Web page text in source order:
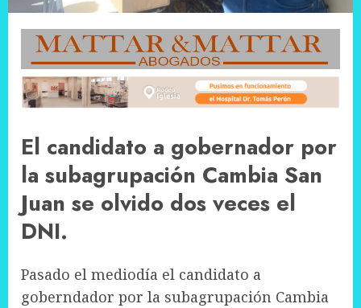
El candidato a gobernador por
la subagrupación Cambia San
Juan se olvido dos veces el
DNI.
Pasado el mediodía el candidato a
goberndador por la subagrupación Cambia